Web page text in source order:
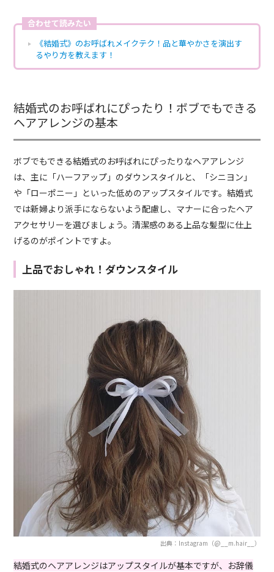
合わせて読みたい
《結婚式》のお呼ばれメイクテク！品と華やかさを演出す
るやり方を教えます！
結婚式のお呼ばれにぴったり！ボブでもできる
ヘアアレンジの基本
ボブでもできる結婚式のお呼ばれにぴったりなヘアアレンジ
は、主に「ハーフアップ」のダウンスタイルと、「シニヨン」
や「ローポニー」といった低めのアップスタイルです。結婚式
では新婦より派手にならないよう配慮し、マナーに合ったヘア
アクセサリーを選びましょう。清潔感のある上品な髪型に仕上
げるのがポイントですよ。
上品でおしゃれ！ダウンスタイル
出典：Instagram（@__m.hair__）
結婚式のヘアアレンジはアップスタイルが基本ですが、お辞儀